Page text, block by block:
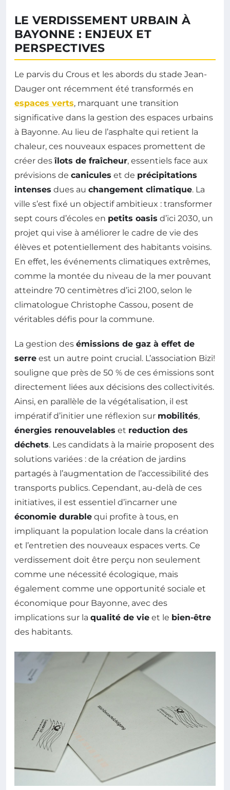
LE VERDISSEMENT URBAIN À
BAYONNE : ENJEUX ET
PERSPECTIVES
Le parvis du Crous et les abords du stade Jean-
Dauger ont récemment été transformés en
espaces verts, marquant une transition
significative dans la gestion des espaces urbains
à Bayonne. Au lieu de l’asphalte qui retient la
chaleur, ces nouveaux espaces promettent de
créer des îlots de fraîcheur, essentiels face aux
prévisions de canicules et de précipitations
intenses dues au changement climatique. La
ville s’est fixé un objectif ambitieux : transformer
sept cours d’écoles en petits oasis d’ici 2030, un
projet qui vise à améliorer le cadre de vie des
élèves et potentiellement des habitants voisins.
En effet, les événements climatiques extrêmes,
comme la montée du niveau de la mer pouvant
atteindre 70 centimètres d’ici 2100, selon le
climatologue Christophe Cassou, posent de
véritables défis pour la commune.
La gestion des émissions de gaz à effet de
serre est un autre point crucial. L’association Bizi!
souligne que près de 50 % de ces émissions sont
directement liées aux décisions des collectivités.
Ainsi, en parallèle de la végétalisation, il est
impératif d’initier une réflexion sur mobilités,
énergies renouvelables et reduction des
déchets. Les candidats à la mairie proposent des
solutions variées : de la création de jardins
partagés à l’augmentation de l’accessibilité des
transports publics. Cependant, au-delà de ces
initiatives, il est essentiel d’incarner une
économie durable qui profite à tous, en
impliquant la population locale dans la création
et l’entretien des nouveaux espaces verts. Ce
verdissement doit être perçu non seulement
comme une nécessité écologique, mais
également comme une opportunité sociale et
économique pour Bayonne, avec des
implications sur la qualité de vie et le bien-être
des habitants.